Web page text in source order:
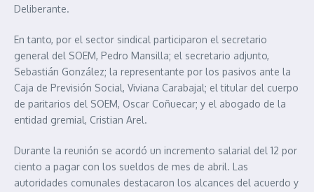
Deliberante.
En tanto, por el sector sindical participaron el secretario
general del SOEM, Pedro Mansilla; el secretario adjunto,
Sebastián González; la representante por los pasivos ante la
Caja de Previsión Social, Viviana Carabajal; el titular del cuerpo
de paritarios del SOEM, Oscar Coñuecar; y el abogado de la
entidad gremial, Cristian Arel.
Durante la reunión se acordó un incremento salarial del 12 por
ciento a pagar con los sueldos de mes de abril. Las
autoridades comunales destacaron los alcances del acuerdo y